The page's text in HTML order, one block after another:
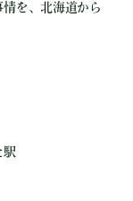
を、北海道から
駅